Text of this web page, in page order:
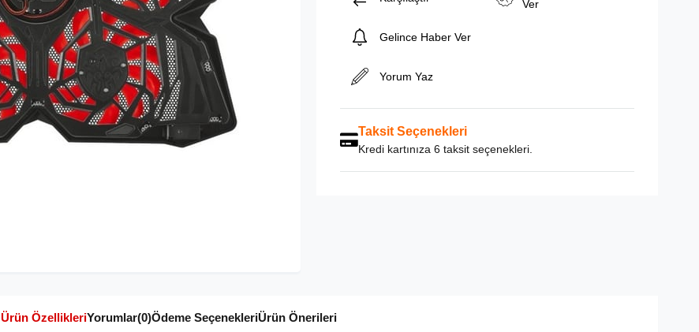
Ver
Gelince Haber Ver
Yorum Yaz
Taksit Seçenekleri
Kredi kartınıza 6 taksit seçenekleri.
Ürün ÖzellikleriYorumlar(0)Ödeme SeçenekleriÜrün Önerileri